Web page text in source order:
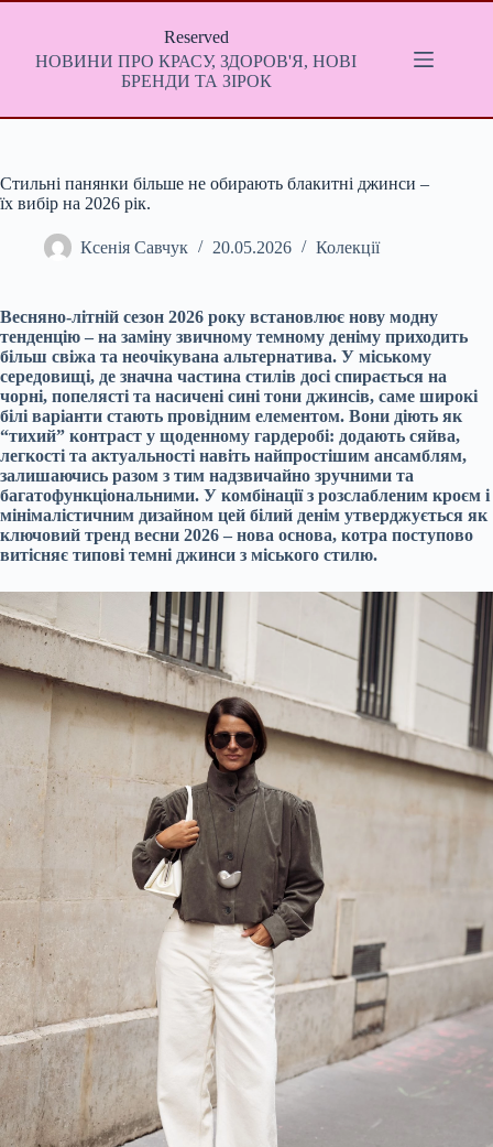
Перейти
Reserved
НОВИНИ ПРО КРАСУ, ЗДОРОВ'Я, НОВІ
БРЕНДИ ТА ЗІРОК
Стильні панянки більше не обирають блакитні джинси –
їх вибір на 2026 рік.
Ксенія Савчук 20.05.2026 Колекції
Весняно-літній сезон 2026 року встановлює нову модну
тенденцію – на заміну звичному темному деніму приходить
більш свіжа та неочікувана альтернатива. У міському
середовищі, де значна частина стилів досі спирається на
чорні, попелясті та насичені сині тони джинсів, саме широкі
білі варіанти стають провідним елементом. Вони діють як
“тихий” контраст у щоденному гардеробі: додають сяйва,
легкості та актуальності навіть найпростішим ансамблям,
залишаючись разом з тим надзвичайно зручними та
багатофункціональними. У комбінації з розслабленим кроєм і
мінімалістичним дизайном цей білий денім утверджується як
ключовий тренд весни 2026 – нова основа, котра поступово
витісняє типові темні джинси з міського стилю.